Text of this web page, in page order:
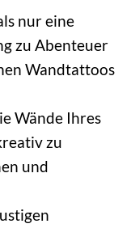
nur eine
zu Abenteuer
Wandtattoos
Wände Ihres
zu
und